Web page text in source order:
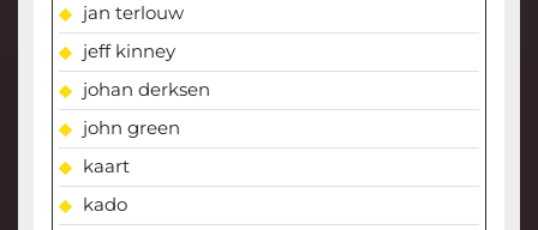
jan terlouw
jeff kinney
johan derksen
john green
kaart
kado